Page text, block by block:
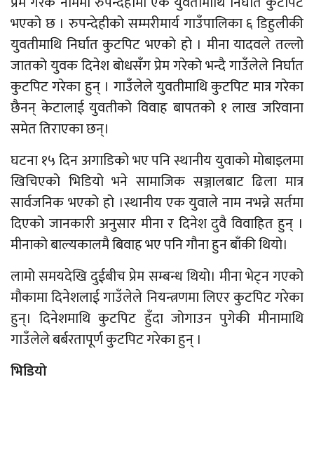
भएको छ । रुपन्देहीको सम्मरीमार्य गाउँपालिका ६ डिहुलीकी
युवतीमाथि निर्घात कुटपिट भएको हो । मीना यादवले तल्लो
जातको युवक दिनेश बोधसँग प्रेम गरेको भन्दै गाउँलेले निर्घात
कुटपिट गरेका हुन् । गाउँलेले युवतीमाथि कुटपिट मात्र गरेका
छैनन् केटालाई युवतीको विवाह बापतको १ लाख जरिवाना
समेत तिराएका छन्।
घटना १५ दिन अगाडिको भए पनि स्थानीय युवाको मोबाइलमा
खिचिएको भिडियो भने सामाजिक सञ्जालबाट ढिला मात्र
सार्वजनिक भएको हो ।स्थानीय एक युवाले नाम नभन्ने सर्तमा
दिएको जानकारी अनुसार मीना र दिनेश दुवै विवाहित हुन् ।
मीनाको बाल्यकालमै बिवाह भए पनि गौना हुन बाँकी थियो।
लामो समयदेखि दुईबीच प्रेम सम्बन्ध थियो। मीना भेट्न गएको
मौकामा दिनेशलाई गाउँलेले नियन्त्रणमा लिएर कुटपिट गरेका
हुन्। दिनेशमाथि कुटपिट हुँदा जोगाउन पुगेकी मीनामाथि
गाउँलेले बर्बरतापूर्ण कुटपिट गरेका हुन् ।
भिडियो